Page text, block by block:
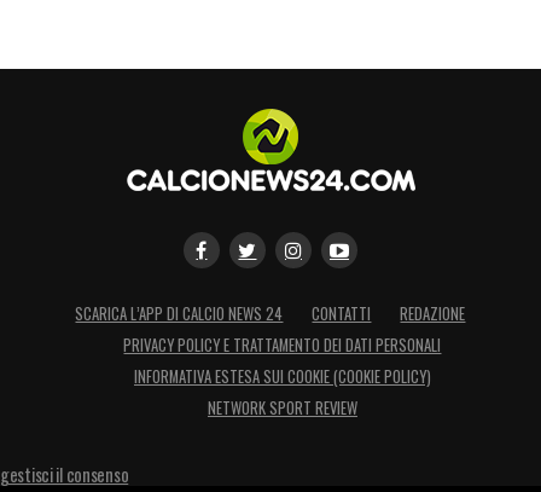
SCARICA L’APP DI CALCIO NEWS 24 CONTATTI
REDAZIONE
PRIVACY POLICY E TRATTAMENTO DEI DATI PERSONALI
INFORMATIVA ESTESA SUI COOKIE (COOKIE POLICY)
NETWORK SPORT REVIEW
gestisci il consenso